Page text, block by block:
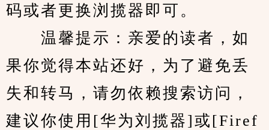
码或者更换浏揽器即可。
温馨提示：亲爱的读者，如
果你觉得本站还好，为了避免丢
失和转马，请勿依赖搜索访问，
建议你使用[华为刘揽器]或[Firef